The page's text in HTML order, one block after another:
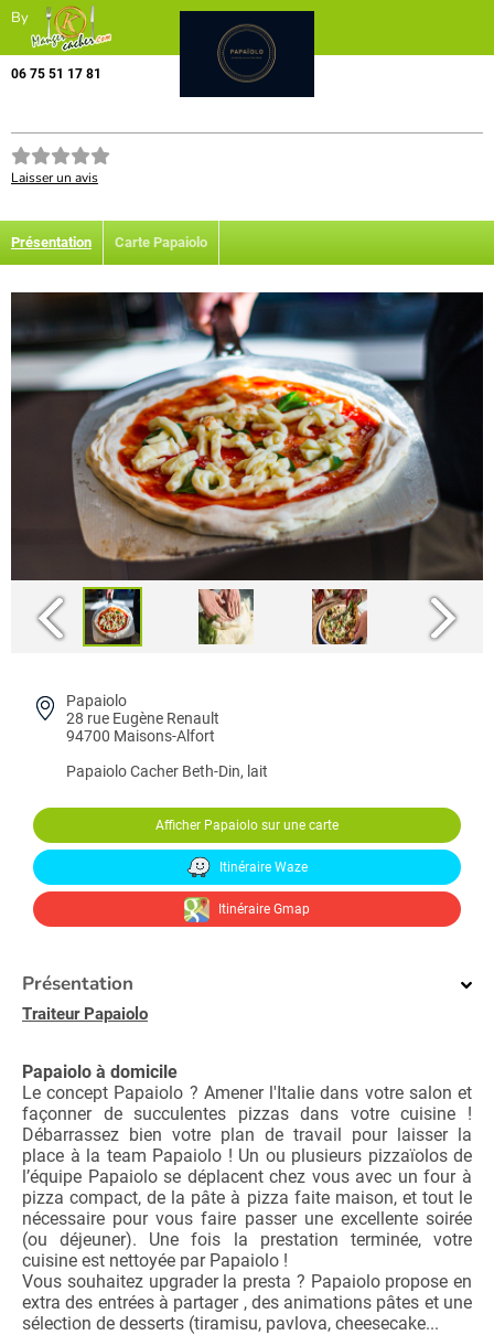
By
06 75 51 17 81
Laisser un avis
Présentation Carte Papaiolo
Papaiolo
28 rue Eugène Renault
94700 Maisons-Alfort
PapaioloCacher Beth-Din, lait
Afficher Papaiolo sur une carte
Itinéraire Waze
Itinéraire Gmap
Présentation
Traiteur Papaiolo
Papaiolo à domicile
Le concept Papaiolo ? Amener l'Italie dans votre salon et
façonner de succulentes pizzas dans votre cuisine !
Débarrassez bien votre plan de travail pour laisser la
place à la team Papaiolo ! Un ou plusieurs pizzaïolos de
l’équipe Papaiolo se déplacent chez vous avec un four à
pizza compact, de la pâte à pizza faite maison, et tout le
nécessaire pour vous faire passer une excellente soirée
(ou déjeuner). Une fois la prestation terminée, votre
cuisine est nettoyée par Papaiolo !
Vous souhaitez upgrader la presta ? Papaiolo propose en
extra des entrées à partager , des animations pâtes et une
sélection de desserts (tiramisu, pavlova, cheesecake...